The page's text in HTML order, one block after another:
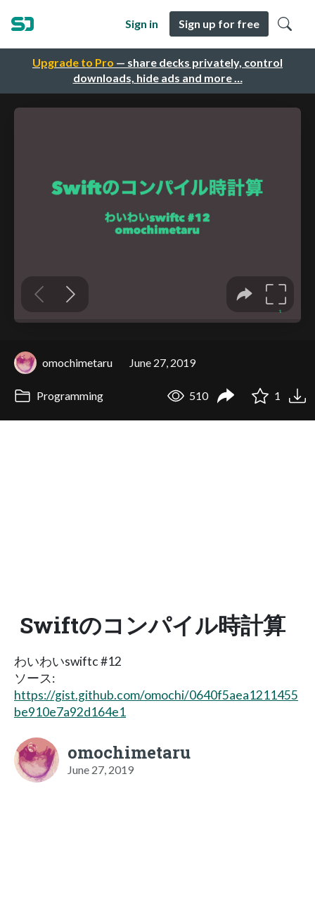
Upgrade to Pro — share decks privately, control
downloads, hide ads and more …
Sign in Sign up for free
omochimetaru June 27, 2019
Programming 510 1
Swiftのコンパイル時計算
わいわいswiftc #12
ソース:
https://gist.github.com/omochi/0640f5aea1211455
be910e7a92d164e1
omochimetaru
June 27, 2019